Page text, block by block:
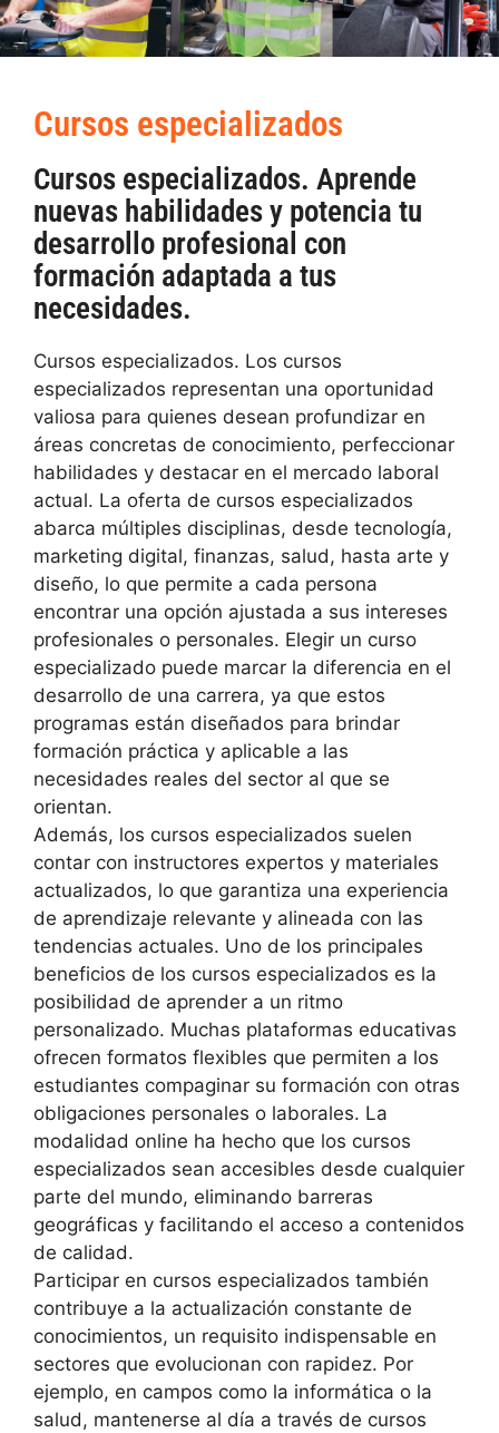
Cursos especializados
Cursos especializados. Aprende
nuevas habilidades y potencia tu
desarrollo profesional con
formación adaptada a tus
necesidades.
Cursos especializados. Los cursos
especializados representan una oportunidad
valiosa para quienes desean profundizar en
áreas concretas de conocimiento, perfeccionar
habilidades y destacar en el mercado laboral
actual. La oferta de cursos especializados
abarca múltiples disciplinas, desde tecnología,
marketing digital, finanzas, salud, hasta arte y
diseño, lo que permite a cada persona
encontrar una opción ajustada a sus intereses
profesionales o personales. Elegir un curso
especializado puede marcar la diferencia en el
desarrollo de una carrera, ya que estos
programas están diseñados para brindar
formación práctica y aplicable a las
necesidades reales del sector al que se
orientan.
Además, los cursos especializados suelen
contar con instructores expertos y materiales
actualizados, lo que garantiza una experiencia
de aprendizaje relevante y alineada con las
tendencias actuales. Uno de los principales
beneficios de los cursos especializados es la
posibilidad de aprender a un ritmo
personalizado. Muchas plataformas educativas
ofrecen formatos flexibles que permiten a los
estudiantes compaginar su formación con otras
obligaciones personales o laborales. La
modalidad online ha hecho que los cursos
especializados sean accesibles desde cualquier
parte del mundo, eliminando barreras
geográficas y facilitando el acceso a contenidos
de calidad.
Participar en cursos especializados también
contribuye a la actualización constante de
conocimientos, un requisito indispensable en
sectores que evolucionan con rapidez. Por
ejemplo, en campos como la informática o la
salud, mantenerse al día a través de cursos